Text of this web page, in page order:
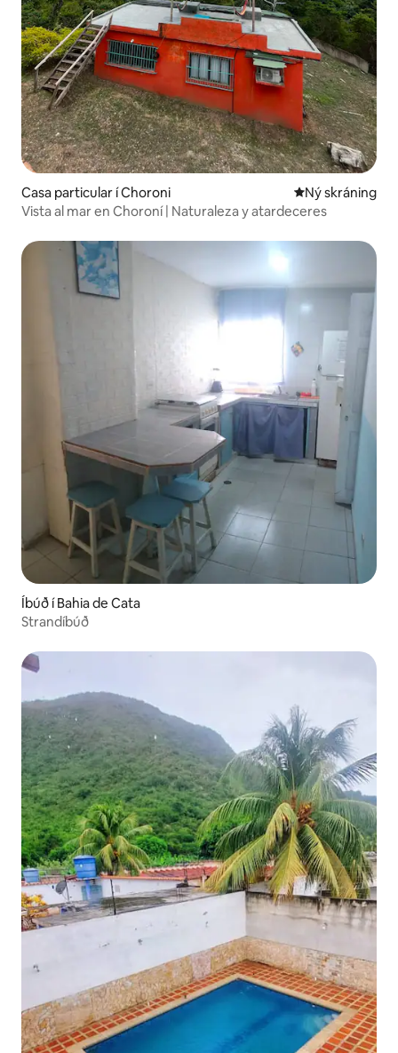
Casa particular í Choroni Ný gistiaðstaða
Ný skráning
Vista al mar en Choroní | Naturaleza y atardeceres
Íbúð í Bahia de Cata
Strandíbúð